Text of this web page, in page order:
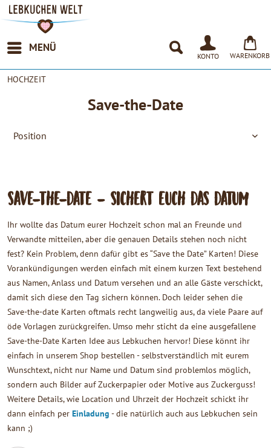
MENÜ
KONTO WARENKORB
HOCHZEIT
Save-the-Date
SAVE-THE-DATE - SICHERT EUCH DAS DATUM
Ihr wollte das Datum eurer Hochzeit schon mal an Freunde und
Verwandte mitteilen, aber die genauen Details stehen noch nicht
fest? Kein Problem, denn dafür gibt es “Save the Date” Karten! Diese
Vorankündigungen werden einfach mit einem kurzen Text bestehend
aus Namen, Anlass und Datum versehen und an alle Gäste verschickt,
damit sich diese den Tag sichern können. Doch leider sehen die
Save-the-date Karten oftmals recht langweilig aus, da viele Paare auf
öde Vorlagen zurückgreifen. Umso mehr sticht da eine ausgefallene
Save-the-Date Karten Idee aus Lebkuchen hervor! Diese könnt ihr
einfach in unserem Shop bestellen - selbstverständlich mit eurem
Wunschtext, nicht nur Name und Datum sind problemlos möglich,
sondern auch Bilder auf Zuckerpapier oder Motive aus Zuckerguss!
Weitere Details, wie Location und Uhrzeit der Hochzeit schickt ihr
dann einfach per Einladung - die natürlich auch aus Lebkuchen sein
kann ;)